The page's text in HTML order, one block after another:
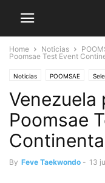
Home Noticias
Poomsae Test Event
Noticias POOMSAE
Venezuela
Poomsae
By Feve Taekwondo - 13